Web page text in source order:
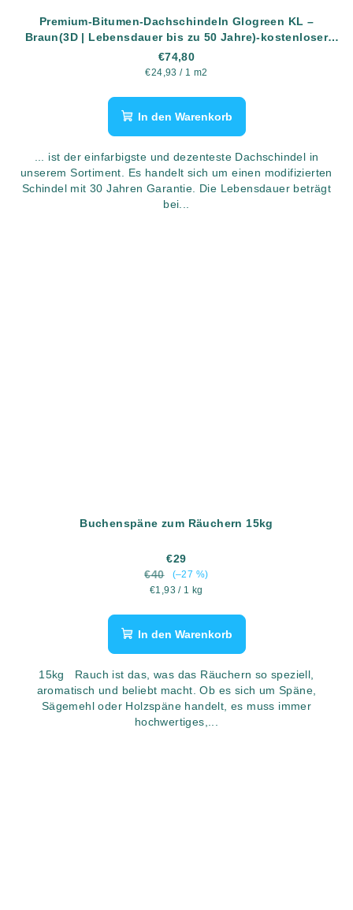
Premium-Bitumen-Dachschindeln Glogreen KL –
Braun(3D | Lebensdauer bis zu 50 Jahre)-kostenloser
Versand
€74,80
Verkaufspreis:
€24,93 / 1 m2
In den Warenkorb
... ist der einfarbigste und dezenteste Dachschindel in
unserem Sortiment. Es handelt sich um einen modifizierten
Schindel mit 30 Jahren Garantie. Die Lebensdauer beträgt
bei...
Buchenspäne zum Räuchern 15kg
€29
€40
(–27 %)
Verkaufspreis:
€1,93 / 1 kg
In den Warenkorb
15kg Rauch ist das, was das Räuchern so speziell,
aromatisch und beliebt macht. Ob es sich um Späne,
Sägemehl oder Holzspäne handelt, es muss immer
hochwertiges,...